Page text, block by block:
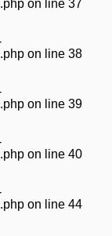
on line 37
on line 38
on line 39
on line 40
on line 44